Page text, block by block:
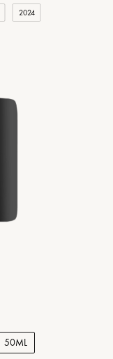
2024
50ML